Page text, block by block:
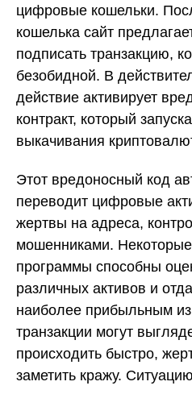
цифровые кошельки.
кошелька сайт
подписать транзакцию,
безобидной. В
действие активирует
контракт, который
выкачивания
Этот вредоносный код
переводит цифровые
жертвы на адреса,
мошенниками.
программы способны
различных активов и
наиболее прибыльным из
транзакции могут
происходить быстро,
заметить кражу.